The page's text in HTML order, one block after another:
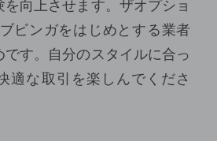
ビンガをはじめとする業者
す。自分のスタイルに合っ
適な取引を楽しんでくださ